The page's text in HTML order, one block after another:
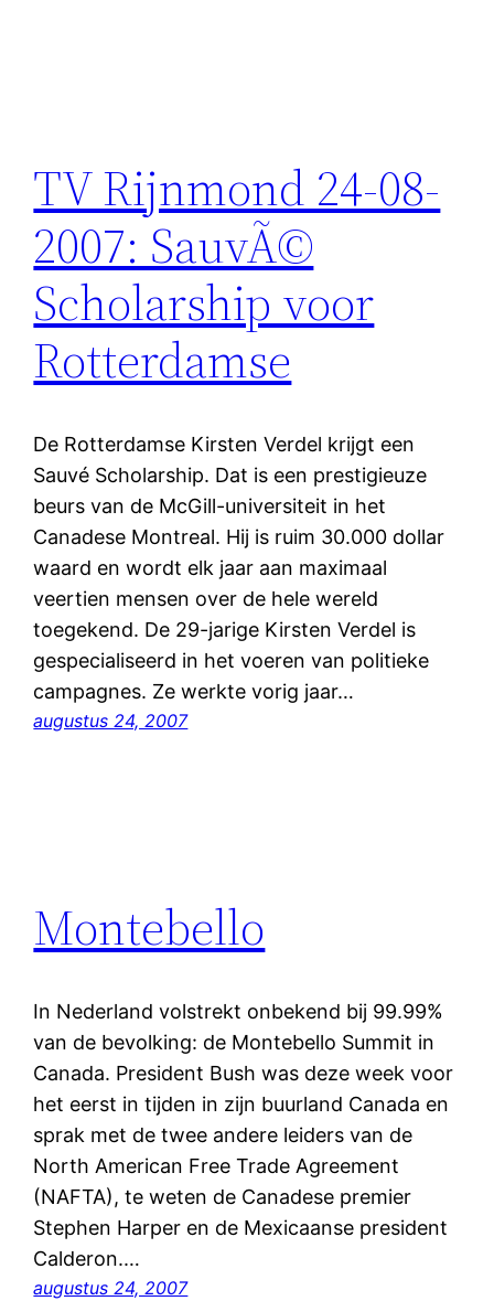
TV Rijnmond 24-08-
2007: SauvÃ©
Scholarship voor
Rotterdamse
De Rotterdamse Kirsten Verdel krijgt een
Sauvé Scholarship. Dat is een prestigieuze
beurs van de McGill-universiteit in het
Canadese Montreal. Hij is ruim 30.000 dollar
waard en wordt elk jaar aan maximaal
veertien mensen over de hele wereld
toegekend. De 29-jarige Kirsten Verdel is
gespecialiseerd in het voeren van politieke
campagnes. Ze werkte vorig jaar…
augustus 24, 2007
Montebello
In Nederland volstrekt onbekend bij 99.99%
van de bevolking: de Montebello Summit in
Canada. President Bush was deze week voor
het eerst in tijden in zijn buurland Canada en
sprak met de twee andere leiders van de
North American Free Trade Agreement
(NAFTA), te weten de Canadese premier
Stephen Harper en de Mexicaanse president
Calderon.…
augustus 24, 2007